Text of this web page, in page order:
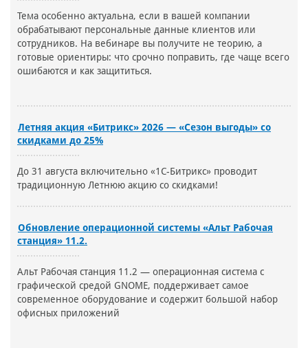
Тема особенно актуальна, если в вашей компании
обрабатывают персональные данные клиентов или
сотрудников. На вебинаре вы получите не теорию, а
готовые ориентиры: что срочно поправить, где чаще всего
ошибаются и как защититься.
Летняя акция «Битрикс» 2026 — «Сезон выгоды» со
скидками до 25%
До 31 августа включительно «1С-Битрикс» проводит
традиционную Летнюю акцию со скидками!
Обновление операционной системы «Альт Рабочая
станция» 11.2.
Альт Рабочая станция 11.2 — операционная система с
графической средой GNOME, поддерживает самое
современное оборудование и содержит большой набор
офисных приложений